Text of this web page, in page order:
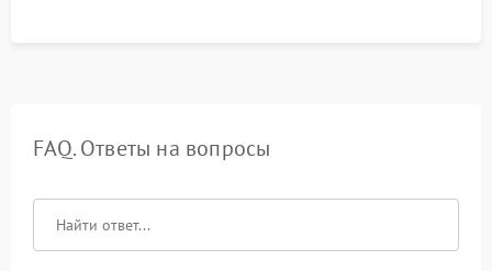
FAQ. Ответы на вопросы